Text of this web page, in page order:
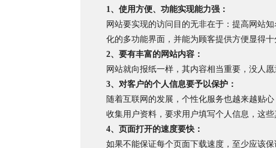
1、使用方便、功能实现能力强：
网站要实现的访问目的无非在于：提高网站
化的多功能界面，并能为顾客提供方便显得十
2、要有丰富的网站内容：
网站就向报纸一样，其内容相当重要，没人
3、对客户的个人信息要予以保护：
随着互联网的发展，个性化服务也越来越贴
收集用户资料，要求用户填写个人信息，这
4、页面打开的速度要快：
如果不能保证每个页面下载速度，至少应该